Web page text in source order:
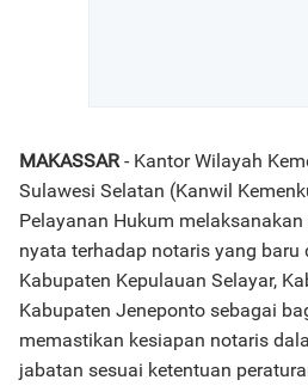
MAKASSAR- Kantor Wilayah
Sulawesi Selatan (Kanwil
Pelayanan Hukum
nyata terhadap notaris yang
Kabupaten Kepulauan Selayar,
Kabupaten Jeneponto sebagai
memastikan kesiapan notaris
jabatan sesuai ketentuan